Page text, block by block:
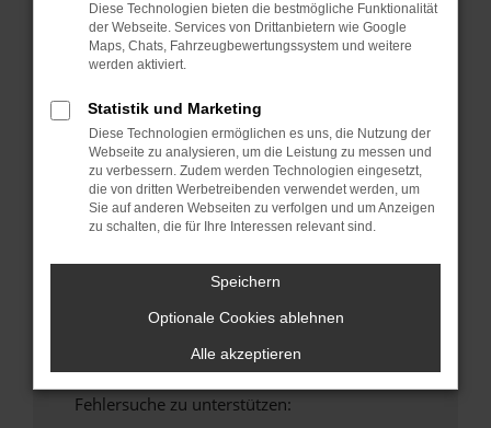
Starte dein Gerät neu.
Das kann manchmal helfen, vorübergehende
Probleme zu beheben.
Stelle sicher, dass dein Browser und dein
Betriebssystem auf dem neuesten Stand
sind.
Veraltete Software birgt nicht nur ein
Sicherheitsrisiko, sondern kann auch dazu
führen, dass bestimmte Funktionen nicht mehr
Wende dich an den Webseitenbetreiber.
Wenn du alle oben genannten Schritte versucht
hast, kontaktiere uns bitte. Wir werden
versuchen, das Problem zu beheben. Du kannst
uns diesen Text schicken, um uns bei der
Fehlersuche zu unterstützen:
Diese Technologien bieten die bestmögliche Funktionalität
der Webseite. Services von Drittanbietern wie Google
Maps, Chats, Fahrzeugbewertungssystem und weitere
werden aktiviert.
Statistik und Marketing
Diese Technologien ermöglichen es uns, die Nutzung der
Webseite zu analysieren, um die Leistung zu messen und
zu verbessern. Zudem werden Technologien eingesetzt,
die von dritten Werbetreibenden verwendet werden, um
Sie auf anderen Webseiten zu verfolgen und um Anzeigen
zu schalten, die für Ihre Interessen relevant sind.
Speichern
Optionale Cookies ablehnen
Alle akzeptieren